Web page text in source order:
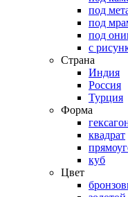
под
под
под
с
Страна
Индия
Россия
Турция
Форма
квадрат
куб
Цвет